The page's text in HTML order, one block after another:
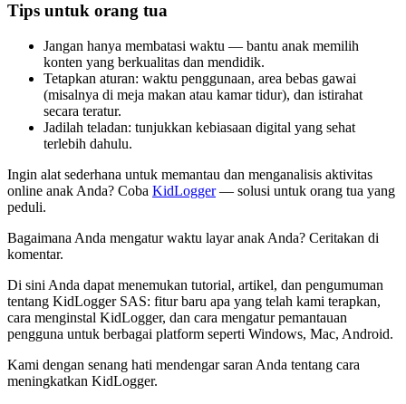
Tips untuk orang tua
Jangan hanya membatasi waktu — bantu anak memilih
konten yang berkualitas dan mendidik.
Tetapkan aturan: waktu penggunaan, area bebas gawai
(misalnya di meja makan atau kamar tidur), dan istirahat
secara teratur.
Jadilah teladan: tunjukkan kebiasaan digital yang sehat
terlebih dahulu.
Ingin alat sederhana untuk memantau dan menganalisis aktivitas
online anak Anda? Coba KidLogger— solusi untuk orang tua yang
peduli.
Bagaimana Anda mengatur waktu layar anak Anda? Ceritakan di
komentar.
Di sini Anda dapat menemukan tutorial, artikel, dan pengumuman
tentang KidLogger SAS: fitur baru apa yang telah kami terapkan,
cara menginstal KidLogger, dan cara mengatur pemantauan
pengguna untuk berbagai platform seperti Windows, Mac, Android.
Kami dengan senang hati mendengar saran Anda tentang cara
meningkatkan KidLogger.